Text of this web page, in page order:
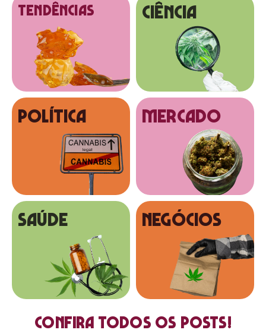
tendências Ciência
Política MERCADO
SAÚDE NEGÓCIOS
Confira todos os posts!